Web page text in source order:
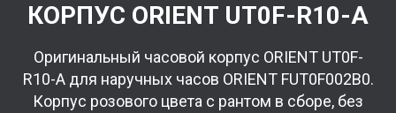
КОРПУС ORIENT UT0F-R10-A
Оригинальный часовой корпус ORIENT UT0F-
R10-A для наручных часов ORIENT FUT0F002B0.
Корпус розового цвета с рантом в сборе, без